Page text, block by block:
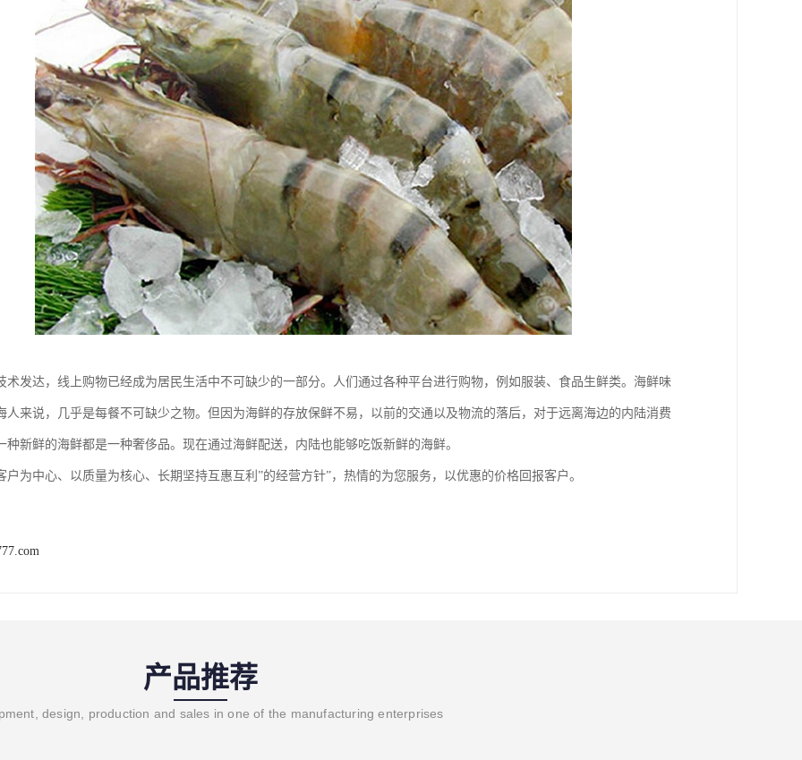
术发达，线上购物已经成为居民生活中不可缺少的一部分。人们通过各种平台进行购物，例如服装、食品生鲜类。海鲜味
人来说，几乎是每餐不可缺少之物。但因为海鲜的存放保鲜不易，以前的交通以及物流的落后，对于远离海边的内陆消费
种新鲜的海鲜都是一种奢侈品。现在通过海鲜配送，内陆也能够吃饭新鲜的海鲜。
户为中心、以质量为核心、长期坚持互惠互利”的经营方针”，热情的为您服务，以优惠的价格回报客户。
产品推荐
design, production and sales in one of the manufacturing enterprises